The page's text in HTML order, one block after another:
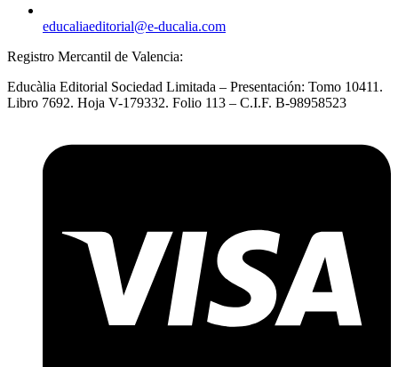
educaliaeditorial@e-ducalia.com
Registro Mercantil de Valencia:
Educàlia Editorial Sociedad Limitada – Presentación: Tomo 10411.
Libro 7692. Hoja V-179332. Folio 113 – C.I.F. B-98958523